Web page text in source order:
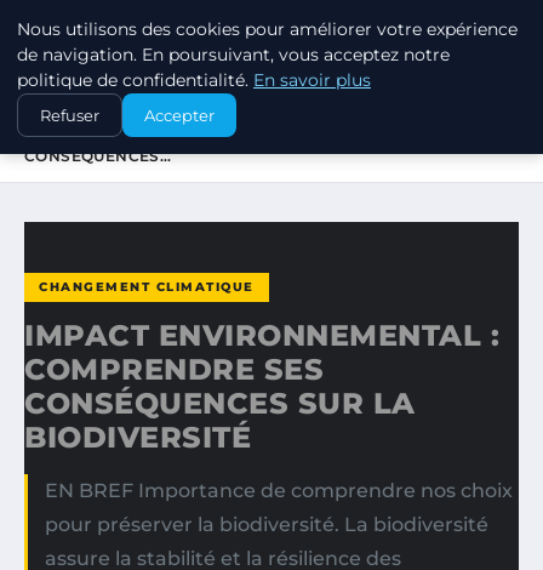
EXXON CLIMATE FOOTPRINT
ACCUEIL
CHANGEMENT CLIMATIQUE
IMPACT ENVIRONNEMENTAL : COMPRENDRE SES
CONSÉQUENCES…
CHANGEMENT CLIMATIQUE
IMPACT ENVIRONNEMENTAL :
COMPRENDRE SES
CONSÉQUENCES SUR LA
BIODIVERSITÉ
EN BREF Importance de comprendre nos choix
pour préserver la biodiversité. La biodiversité
assure la stabilité et la résilience des
Nous utilisons des cookies pour améliorer votre expérience
de navigation. En poursuivant, vous acceptez notre
politique de confidentialité. En savoir plus
Refuser Accepter